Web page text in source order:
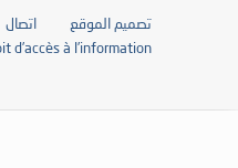
تصميم الموقع اتصال
d’accès à l’information